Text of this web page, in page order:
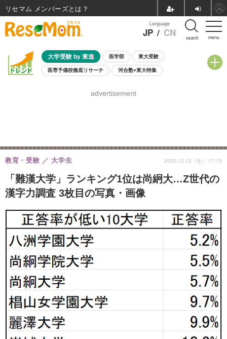
menu
Language
JP / CN search
大学受験 by 東進 医学部 東大受験
医専予備校徹底リサーチ 河合塾×東大特集
8月開催学校説明会・相談会
advertisement
「難漢大学」ランキング1位は尚絅大…Z世代の
漢字力調査 3枚目の写真・画像
教育・受験 大学生 2025.12.12（金） 17:15
リセマム メンバーズ